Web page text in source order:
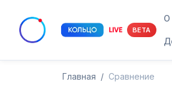
BETA
О
Главная / Сравнение